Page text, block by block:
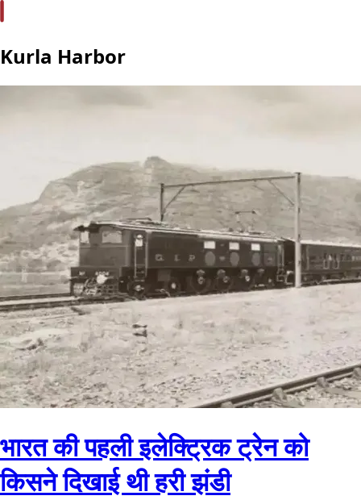
Kurla Harbor
भारत की पहली इलेक्ट्रिक ट्रेन को
किसने दिखाई थी हरी झंडी